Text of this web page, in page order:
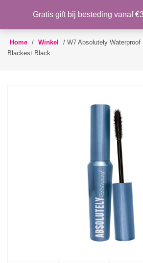
Toggle
WENSLIJST
Home / Winkel / W7 Absolutely
Blackest Black
Gratis gift bij besteding vanaf